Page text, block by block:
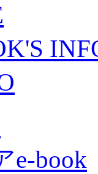
e-book